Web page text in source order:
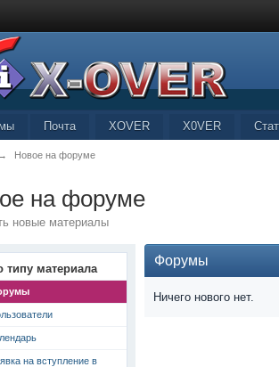
Почта XOVER X0VER
→ Новое на форуме
на форуме
новые материалы
типу материала
на вступление в
Форумы
Ничего нового нет.